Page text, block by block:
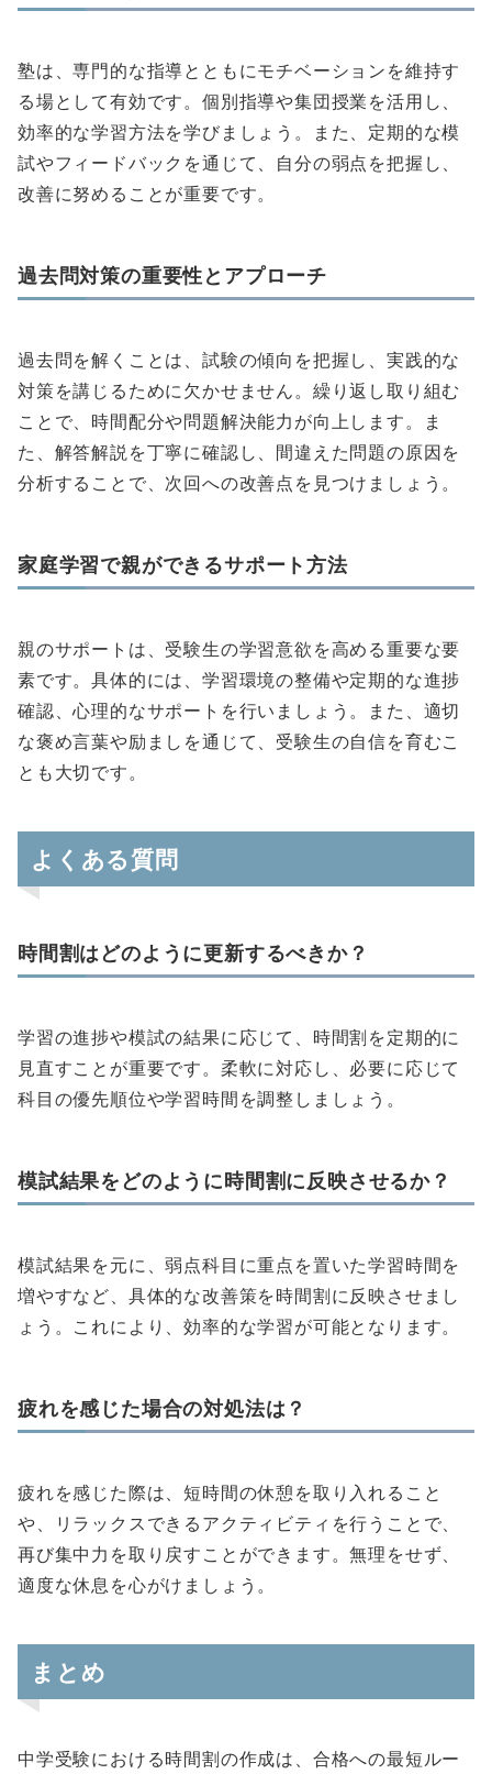
塾は、専門的な指導とともにモチベーションを維持す
る場として有効です。個別指導や集団授業を活用し、
効率的な学習方法を学びましょう。また、定期的な模
試やフィードバックを通じて、自分の弱点を把握し、
改善に努めることが重要です。
過去問対策の重要性とアプローチ
過去問を解くことは、試験の傾向を把握し、実践的な
対策を講じるために欠かせません。繰り返し取り組む
ことで、時間配分や問題解決能力が向上します。ま
た、解答解説を丁寧に確認し、間違えた問題の原因を
分析することで、次回への改善点を見つけましょう。
家庭学習で親ができるサポート方法
親のサポートは、受験生の学習意欲を高める重要な要
素です。具体的には、学習環境の整備や定期的な進捗
確認、心理的なサポートを行いましょう。また、適切
な褒め言葉や励ましを通じて、受験生の自信を育むこ
とも大切です。
よくある質問
時間割はどのように更新するべきか？
学習の進捗や模試の結果に応じて、時間割を定期的に
見直すことが重要です。柔軟に対応し、必要に応じて
科目の優先順位や学習時間を調整しましょう。
模試結果をどのように時間割に反映させるか？
模試結果を元に、弱点科目に重点を置いた学習時間を
増やすなど、具体的な改善策を時間割に反映させまし
ょう。これにより、効率的な学習が可能となります。
疲れを感じた場合の対処法は？
疲れを感じた際は、短時間の休憩を取り入れること
や、リラックスできるアクティビティを行うことで、
再び集中力を取り戻すことができます。無理をせず、
適度な休息を心がけましょう。
まとめ
中学受験における時間割の作成は、合格への最短ルー